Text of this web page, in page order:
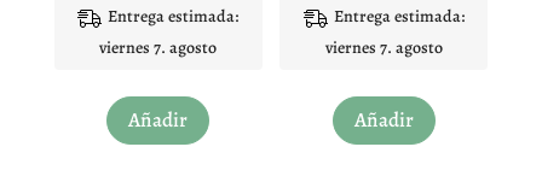
de 5
Entrega estimada:
viernes 7. agosto
Añadir
producto
de 5
Entrega estimada:
viernes 7. agosto
Añadir
producto